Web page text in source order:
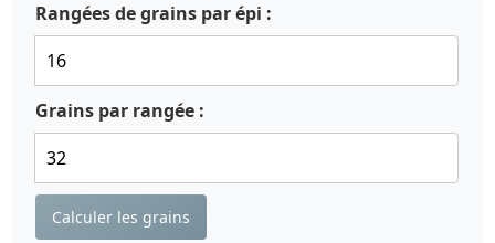
Rangées de grains par épi :
Grains par rangée :
Calculer les grains